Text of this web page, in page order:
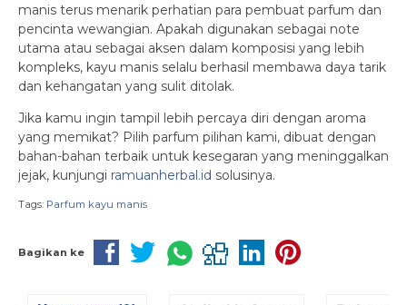
manis terus menarik perhatian para pembuat parfum dan
pencinta wewangian. Apakah digunakan sebagai note
utama atau sebagai aksen dalam komposisi yang lebih
kompleks, kayu manis selalu berhasil membawa daya tarik
dan kehangatan yang sulit ditolak.
Jika kamu ingin tampil lebih percaya diri dengan aroma
yang memikat? Pilih parfum pilihan kami, dibuat dengan
bahan-bahan terbaik untuk kesegaran yang meninggalkan
jejak, kunjungi ramuanherbal.id solusinya.
Tags: Parfum kayu manis
Bagikan ke